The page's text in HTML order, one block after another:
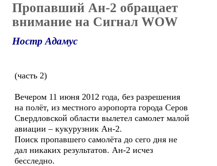
Пропавший Ан-2 обращает
внимание на Сигнал WOW
Ностр Адамус
(часть 2)
Вечером 11 июня 2012 года, без разрешения
на полёт, из местного аэропорта города Серов
Свердловской области вылетел самолет малой
авиации – кукурузник Ан-2.
Поиск пропавшего самолёта до сего дня не
дал никаких результатов. Ан-2 исчез
бесследно.